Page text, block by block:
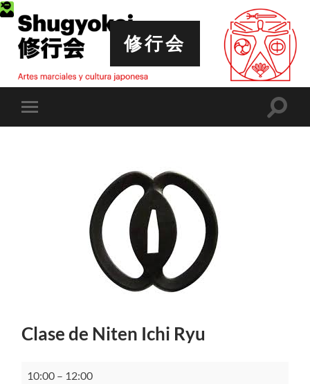
修行会
Alternar
el
Clase de Niten Ichi Ryu
de
10:00 – 12:00